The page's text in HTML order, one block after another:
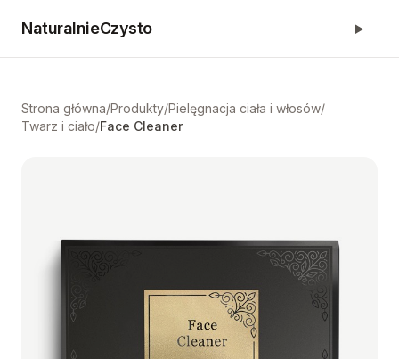
NaturalnieCzysto
Strona główna/Produkty/Pielęgnacja ciała i włosów/
Twarz i ciało/Face Cleaner